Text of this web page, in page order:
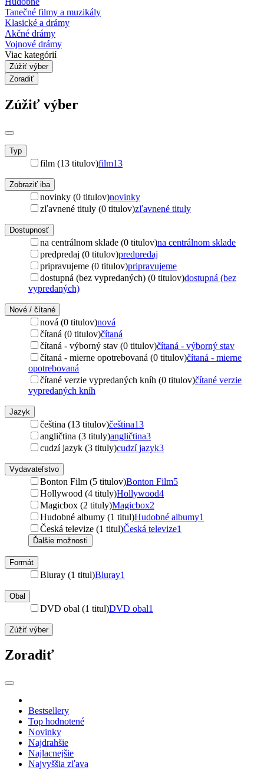
Tanečné filmy a muzikály
Klasické a drámy
Akčné drámy
Vojnové drámy
Viac kategórií
Zúžiť výber
Zoradiť
Zúžiť výber
Typ
film (13 titulov)film13
Zobraziť iba
novinky (0 titulov)novinky
zľavnené tituly (0 titulov)zľavnené tituly
Dostupnosť
na centrálnom sklade (0 titulov)na centrálnom sklade
predpredaj (0 titulov)predpredaj
pripravujeme (0 titulov)pripravujeme
dostupná (bez vypredaných) (0 titulov)dostupná (bez
vypredaných)
Nové / čítané
nová (0 titulov)nová
čítaná (0 titulov)čítaná
čítaná - výborný stav (0 titulov)čítaná - výborný stav
čítaná - mierne opotrebovaná (0 titulov)čítaná - mierne
opotrebovaná
čítané verzie vypredaných kníh (0 titulov)čítané verzie
vypredaných kníh
Jazyk
čeština (13 titulov)čeština13
angličtina (3 tituly)angličtina3
cudzí jazyk (3 tituly)cudzí jazyk3
Vydavateľstvo
Bonton Film (5 titulov)Bonton Film5
Hollywood (4 tituly)Hollywood4
Magicbox (2 tituly)Magicbox2
Hudobné albumy (1 titul)Hudobné albumy1
Česká televize (1 titul)Česká televize1
Ďalšie možnosti
Formát
Bluray (1 titul)Bluray1
Obal
DVD obal (1 titul)DVD obal1
Zúžiť výber
Zoradiť
Bestsellery
Top hodnotené
Novinky
Najdrahšie
Najlacnejšie
Najvyššia zľava